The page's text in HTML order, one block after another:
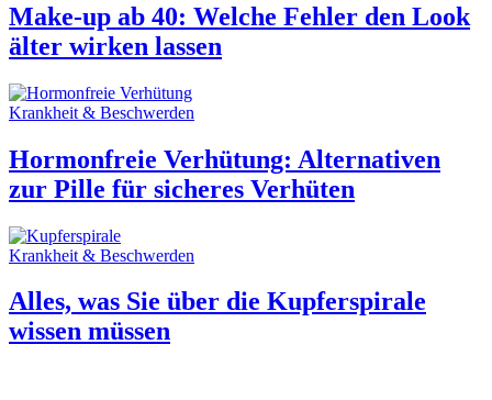
Make-up ab 40: Welche Fehler den Look
älter wirken lassen
Krankheit & Beschwerden
Hormonfreie Verhütung: Alternativen
zur Pille für sicheres Verhüten
Krankheit & Beschwerden
Alles, was Sie über die Kupferspirale
wissen müssen